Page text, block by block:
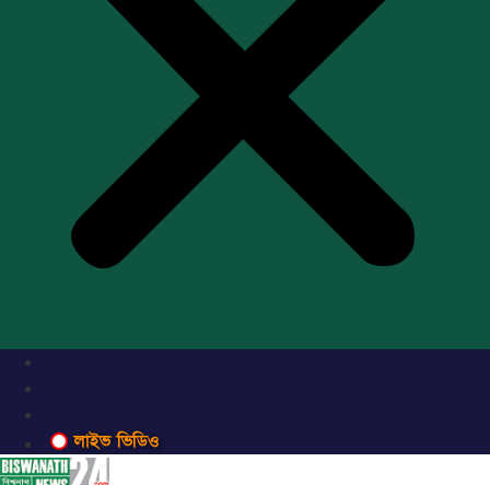
লাইভ ভিডিও